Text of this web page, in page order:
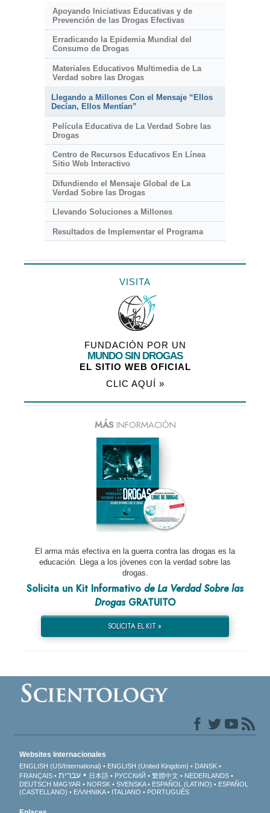
Apoyando Iniciativas Educativas y de
Prevención de las Drogas Efectivas
Erradicando la Epidemia Mundial del
Consumo de Drogas
Materiales Educativos Multimedia de La
Verdad sobre las Drogas
Llegando a Millones Con el Mensaje “Ellos
Decían, Ellos Mentían”
Película Educativa de La Verdad Sobre las
Drogas
Centro de Recursos Educativos En Línea
Sitio Web Interactivo
Difundiendo el Mensaje Global de La
Verdad Sobre las Drogas
Llevando Soluciones a Millones
Resultados de Implementar el Programa
VISITA
FUNDACIÓN POR UN
MUNDO SIN DROGAS
EL SITIO WEB OFICIAL
CLIC AQUÍ »
MÁSINFORMACIÓN
El arma más efectiva en la guerra contra las drogas es la
educación. Llega a los jóvenes con la verdad sobre las
drogas.
Solicita un Kit Informativo de La Verdad Sobre las
DrogasGRATUITO
SOLICITA EL KIT »
Websites Internacionales
ENGLISH (US/International) ENGLISH (United Kingdom)
DANSK
FRANÇAIS
עברית 日本語 РУССКИЙ 繁體中文
NEDERLANDS
DEUTSCH MAGYAR NORSK SVENSKA ESPAÑOL (LATINO)
ESPAÑOL
(CASTELLANO)
ΕΛΛΗΝΙΚA ITALIANO PORTUGUÊS